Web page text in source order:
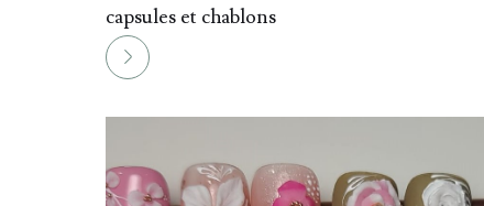
capsules et chablons